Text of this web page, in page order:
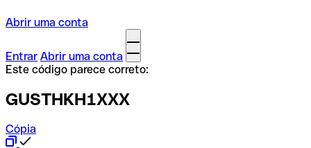
Abrir uma conta
Entrar Abrir uma conta
Este código parece correto:
GUSTHKH1XXX
Cópia